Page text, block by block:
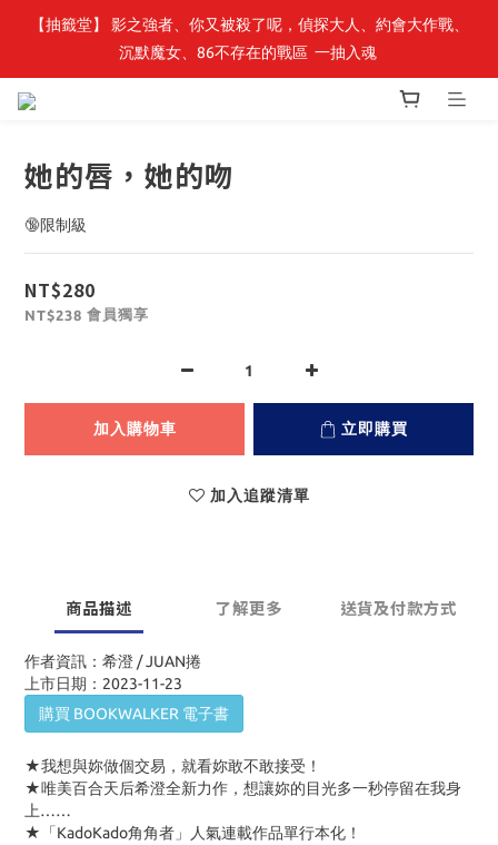
最新開賣🔥「全知讀者視角」 周邊商品
【抽籤堂】 影之強者、你又被殺了呢，偵探大人、約會大作戰、
沉默魔女、86不存在的戰區  一抽入魂
她的唇，她的吻
🔞限制級
NT$280
NT$238 會員獨享
加入購物車 立即購買
加入追蹤清單
商品描述 了解更多 送貨及付款方式
作者資訊：希澄 / JUAN捲
上市日期：2023-11-23
購買 BOOKWALKER 電子書
★我想與妳做個交易，就看妳敢不敢接受！
★唯美百合天后希澄全新力作，想讓妳的目光多一秒停留在我身
上……
★「KadoKado角角者」人氣連載作品單行本化！